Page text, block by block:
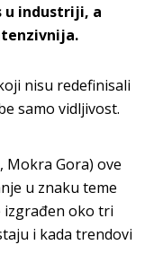
u industriji, a
nisu redefinisali
samo vidljivost.
Mokra Gora) ove
u znaku teme
izgrađen oko tri
i kada trendovi